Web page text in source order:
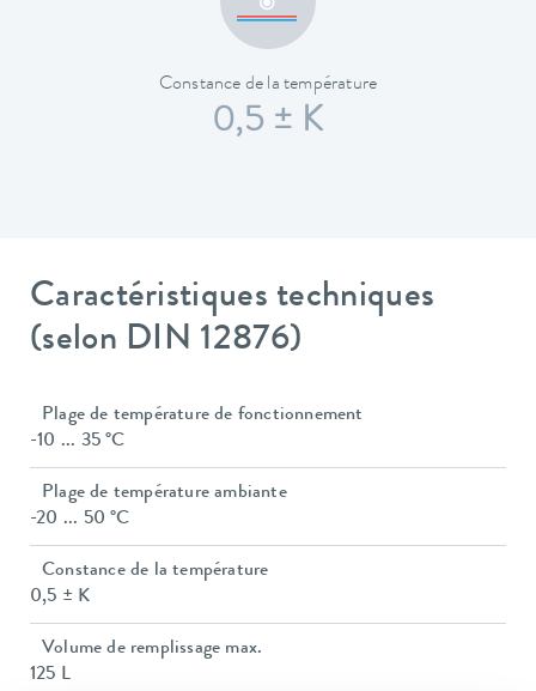
Constance de la température
0,5 ± K
Caractéristiques techniques
(selon DIN 12876)
Plage de température de fonctionnement
-10 ... 35 °C
Plage de température ambiante
-20 ... 50 °C
Constance de la température
0,5 ± K
Volume de remplissage max.
125 L